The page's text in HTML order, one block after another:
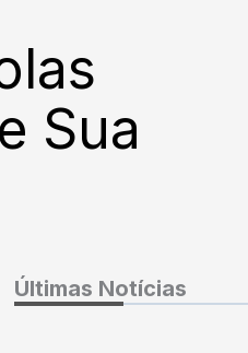
Sua
Últimas Notícias